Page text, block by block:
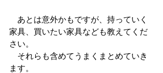
あとは意外かもですが、持っていく
家具、買いたい家具なども教えてくだ
さい。
それらも含めてうまくまとめていき
ます。